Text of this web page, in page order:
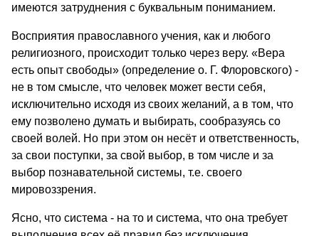
имеются затруднения с буквальным пониманием.
Восприятия православного учения, как и любого
религиозного, происходит только через веру. «Вера
есть опыт свободы» (определение о. Г. Флоровского) -
не в том смысле, что человек может вести себя,
исключительно исходя из своих желаний, а в том, что
ему позволено думать и выбирать, сообразуясь со
своей волей. Но при этом он несёт и ответственность,
за свои поступки, за свой выбор, в том числе и за
выбор познавательной системы, т.е. своего
мировоззрения.
Ясно, что система - на то и система, что она требует